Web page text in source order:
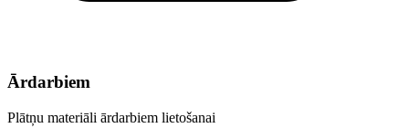
Ārdarbiem
Plātņu materiāli ārdarbiem lietošanai